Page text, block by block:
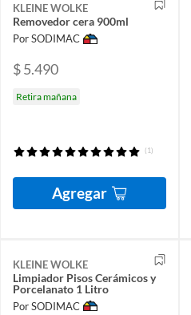
KLEINE WOLKE
Removedor cera 900ml
Por SODIMAC
$ 5.490
Retira mañana
(1)
Agregar
KLEINE WOLKE
Limpiador Pisos Cerámicos y
Porcelanato 1 Litro
Por SODIMAC